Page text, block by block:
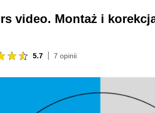
video. Montaż i
5.7 7 opinii